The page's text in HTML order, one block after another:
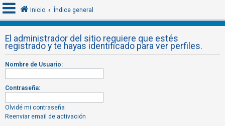
I
d
e
n
t
i
Inicio Índice general
El administrador del sitio requiere que estés
registrado y te hayas identificado para ver perfiles.
Nombre de Usuario:
Contraseña:
Olvidé mi contraseña
Reenviar email de activación